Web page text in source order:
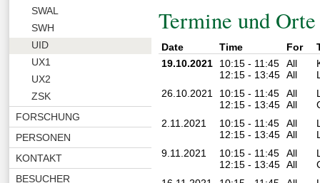
SWAL
SWH
UID
UX1
UX2
ZSK
FORSCHUNG
PERSONEN
KONTAKT
BESUCHER
Termine und Orte
Date Time For
19.10.2021
10:15 - 11:45
12:15 - 13:45
All
All
26.10.2021
10:15 - 11:45
12:15 - 13:45
All
All
2.11.2021
10:15 - 11:45
12:15 - 13:45
All
All
9.11.2021
10:15 - 11:45
12:15 - 13:45
All
All